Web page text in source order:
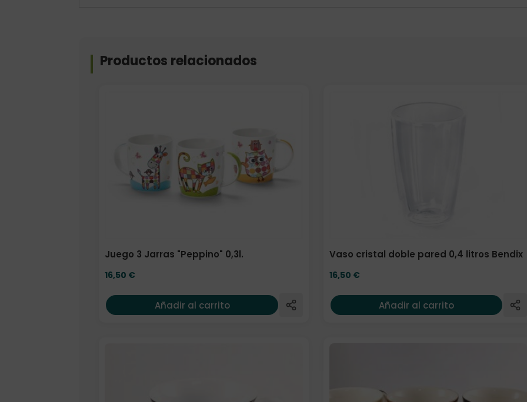
Productos relacionados
Juego 3 Jarras "Peppino" 0,3l.
16,50 €
Añadir al carrito
Vaso cristal doble pared 0,4 litros Bendix
16,50 €
Añadir al carrito